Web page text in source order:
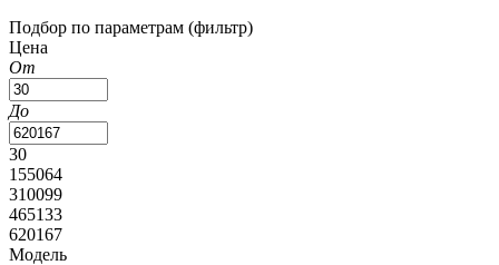
Подбор по параметрам (фильтр)
Цена
От
До
30
155064
310099
465133
620167
Модель